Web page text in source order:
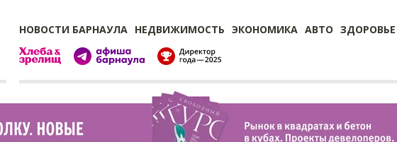
НОВОСТИ БАРНАУЛА НЕДВИЖИМОСТЬ ЭКОНОМИКА АВТО ЗДОРОВЬЕ